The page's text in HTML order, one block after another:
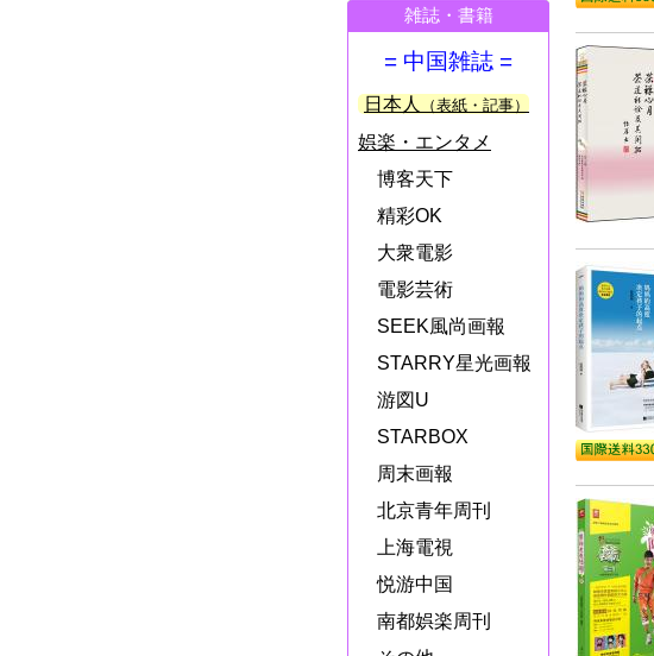
雑誌・書籍
= 中国雑誌 =
日本人 （表紙・記事）
娯楽・エンタメ
博客天下
精彩OK
大衆電影
電影芸術
SEEK風尚画報
STARRY星光画報
游図U
STARBOX
周末画報
北京青年周刊
上海電視
悦游中国
南都娯楽周刊